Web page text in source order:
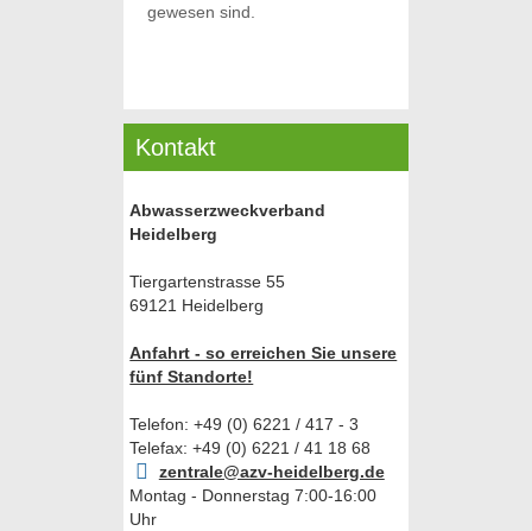
gewesen sind.
Kontakt
Abwasserzweckverband
Heidelberg
Tiergartenstrasse 55
69121 Heidelberg
Anfahrt - so erreichen Sie unsere
fünf Standorte!
Telefon: +49 (0) 6221 / 417 - 3
Telefax: +49 (0) 6221 / 41 18 68
zentrale@azv-heidelberg.de
Montag - Donnerstag 7:00-16:00
Uhr